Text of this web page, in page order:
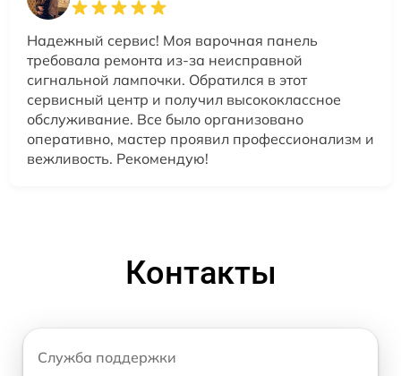
Надежный сервис! Моя варочная панель
требовала ремонта из-за неисправной
сигнальной лампочки. Обратился в этот
сервисный центр и получил высококлассное
обслуживание. Все было организовано
оперативно, мастер проявил профессионализм и
вежливость. Рекомендую!
Контакты
Служба поддержки